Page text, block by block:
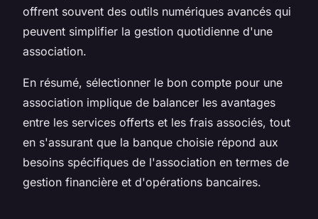
offrent souvent des outils numériques avancés qui
peuvent simplifier la gestion quotidienne d'une
association.
En résumé, sélectionner le bon compte pour une
association implique de balancer les avantages
entre les services offerts et les frais associés, tout
en s'assurant que la banque choisie répond aux
besoins spécifiques de l'association en termes de
gestion financière et d'opérations bancaires.